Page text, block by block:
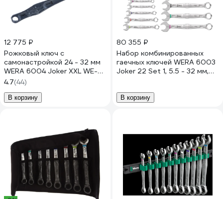
12 775 ₽
Рожковый ключ с
самонастройкой 24 - 32 мм
WERA 6004 Joker XXL WE-
020102
4.7(44)
В корзину
80 355 ₽
Набор комбинированных
гаечных ключей WERA 6003
Joker 22 Set 1, 5.5 - 32 мм,
В корзину